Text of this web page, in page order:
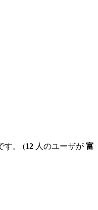
す。 (12 人のユーザが 富